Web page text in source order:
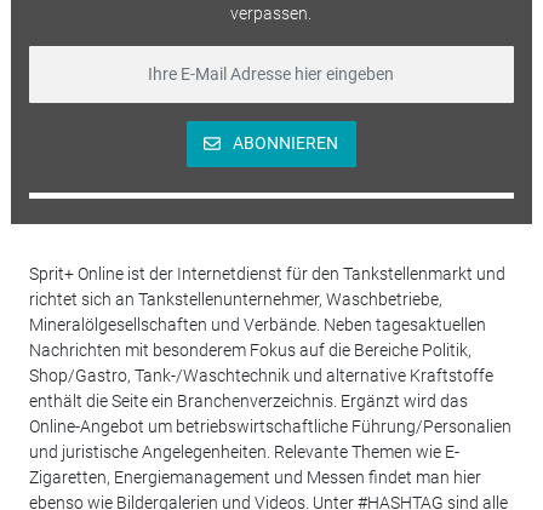
verpassen.
ABONNIEREN
Sprit+ Online ist der Internetdienst für den Tankstellenmarkt und
richtet sich an Tankstellenunternehmer, Waschbetriebe,
Mineralölgesellschaften und Verbände. Neben tagesaktuellen
Nachrichten mit besonderem Fokus auf die Bereiche Politik,
Shop/Gastro, Tank-/Waschtechnik und alternative Kraftstoffe
enthält die Seite ein Branchenverzeichnis. Ergänzt wird das
Online-Angebot um betriebswirtschaftliche Führung/Personalien
und juristische Angelegenheiten. Relevante Themen wie E-
Zigaretten, Energiemanagement und Messen findet man hier
ebenso wie Bildergalerien und Videos. Unter #HASHTAG sind alle